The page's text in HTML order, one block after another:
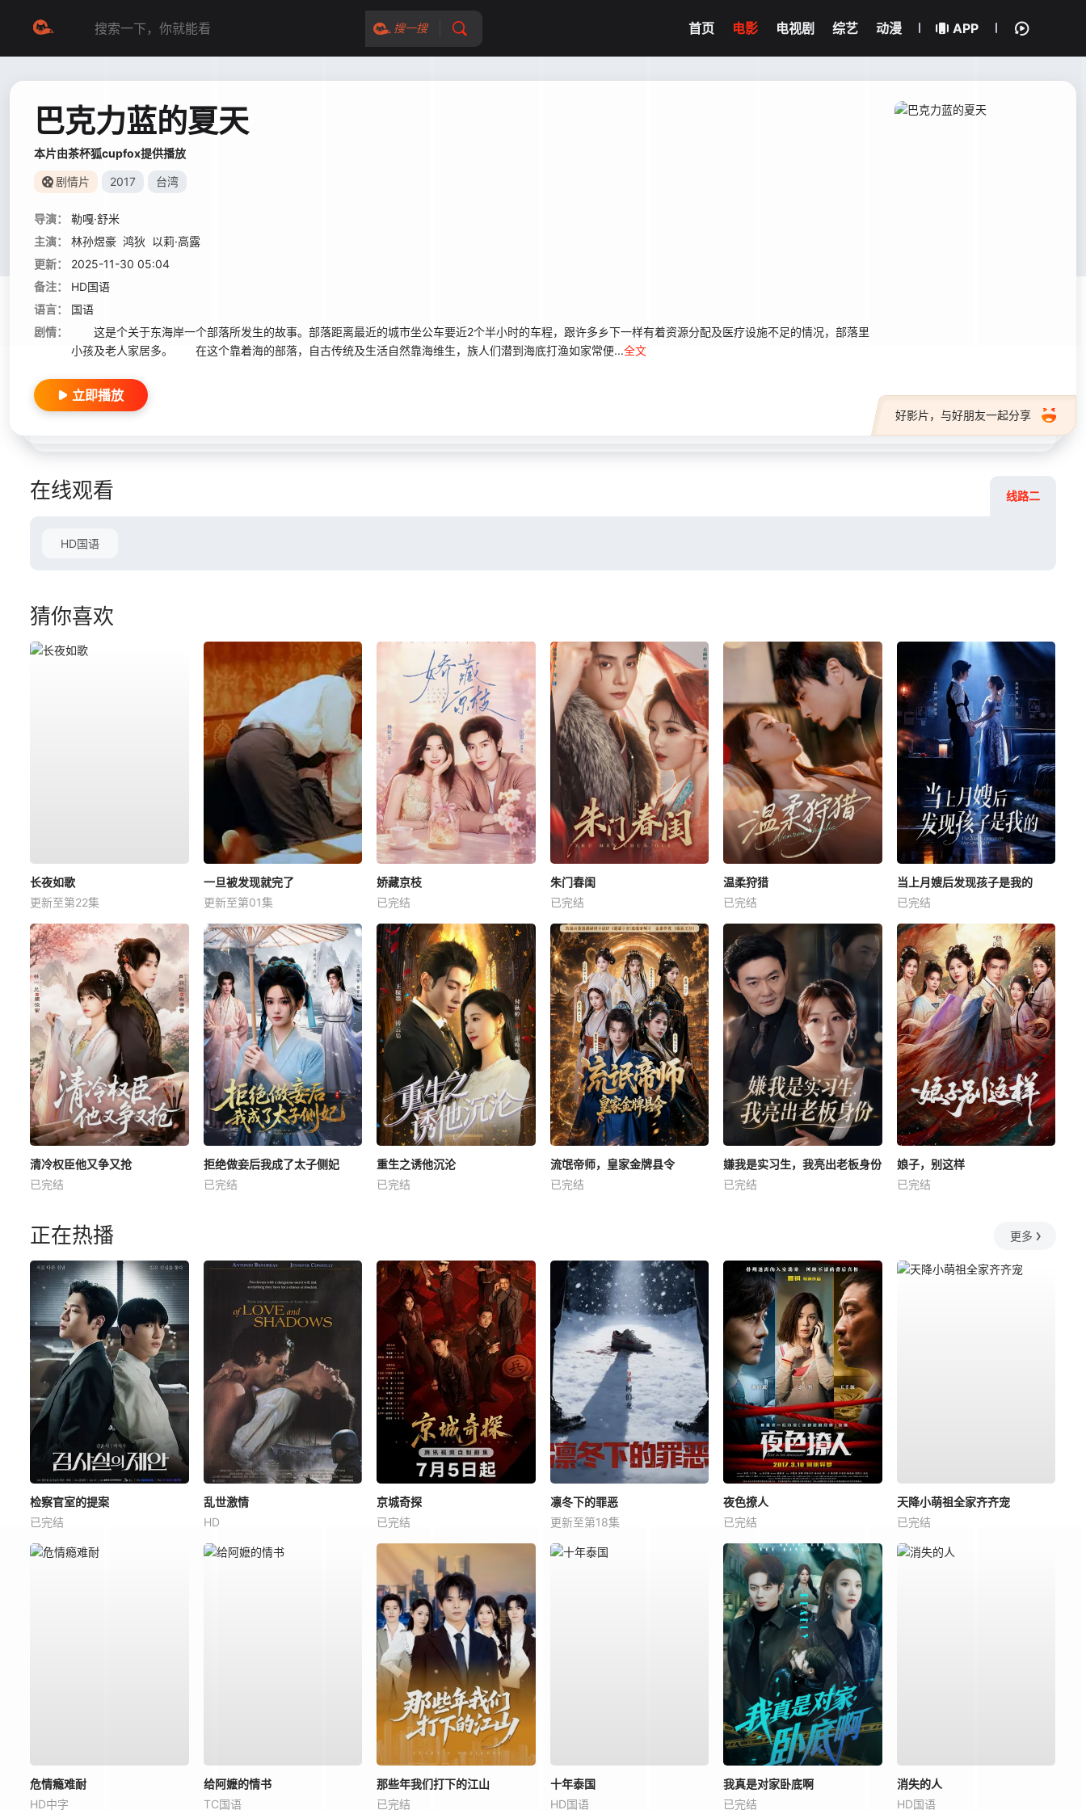
搜一搜 首页 电影 电视剧 综艺 动漫 APP
巴克力蓝的夏天
本片由茶杯狐cupfox提供播放
剧情片 2017 台湾
导演：
勒嘎·舒米
主演：
林孙煜豪 鸿狄 以莉·高露
更新：
2025-11-30 05:04
备注：
HD国语
语言：
国语
剧情：
这是个关于东海岸一个部落所发生的故事。部落距离最近的城市坐公车要近2个半小时的车程，跟许多乡下一样有着资源分配及医疗设施不足的情况，部落里
小孩及老人家居多。 在这个靠着海的部落，自古传统及生活自然靠海维生，族人们潜到海底打渔如家常便...全文
好影片，与好朋友一起分享
立即播放
在线观看 线路二
HD国语
猜你喜欢
长夜如歌
更新至第22集
一旦被发现就完了
更新至第01集
娇藏京枝
已完结
朱门春闺
已完结
温柔狩猎
已完结
当上月嫂后发现孩子是我的
已完结
清冷权臣他又争又抢
已完结
拒绝做妾后我成了太子侧妃
已完结
重生之诱他沉沦
已完结
流氓帝师，皇家金牌县令
已完结
嫌我是实习生，我亮出老板身份
已完结
娘子，别这样
已完结
正在热播 更多
检察官室的提案
已完结
乱世激情
HD
京城奇探
已完结
凛冬下的罪恶
更新至第18集
夜色撩人
已完结
天降小萌祖全家齐齐宠
已完结
危情瘾难耐
HD中字
给阿嬷的情书
TC国语
那些年我们打下的江山
已完结
十年泰国
HD国语
我真是对家卧底啊
已完结
消失的人
HD国语